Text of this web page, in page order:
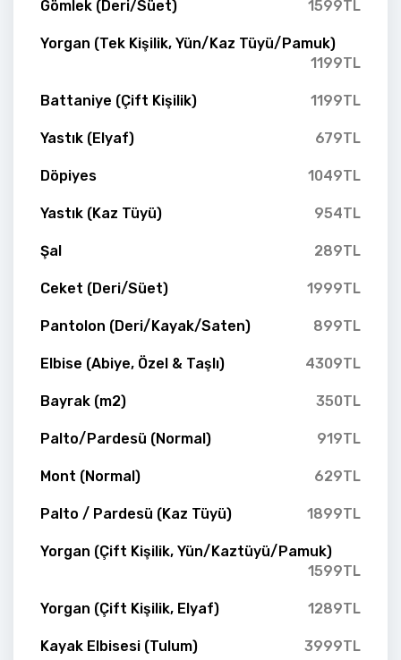
Gömlek (Deri/Süet) 1599TL
Yorgan (Tek Kişilik, Yün/Kaz Tüyü/Pamuk)
1199TL
Battaniye (Çift Kişilik) 1199TL
Yastık (Elyaf) 679TL
Döpiyes 1049TL
Yastık (Kaz Tüyü) 954TL
Şal 289TL
Ceket (Deri/Süet) 1999TL
Pantolon (Deri/Kayak/Saten) 899TL
Elbise (Abiye, Özel & Taşlı) 4309TL
Bayrak (m2) 350TL
Palto/Pardesü (Normal) 919TL
Mont (Normal) 629TL
Palto / Pardesü (Kaz Tüyü) 1899TL
Yorgan (Çift Kişilik, Yün/Kaztüyü/Pamuk)
1599TL
Yorgan (Çift Kişilik, Elyaf) 1289TL
Kayak Elbisesi (Tulum) 3999TL